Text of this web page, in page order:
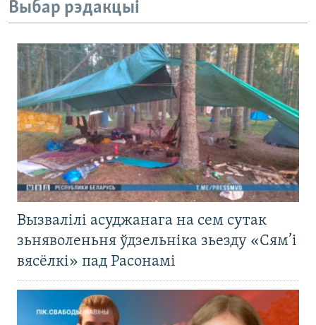
Выбар рэдакцыі
Вызвалілі асуджанага на сем сутак
зьняволеньня ўдзельніка зьезду «Сям’і
вясёлкі» пад Расонамі